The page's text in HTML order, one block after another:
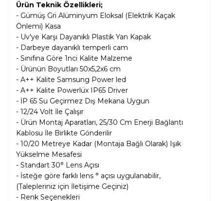
Ürün Teknik Özellikleri;
- Gümüş Gri Alüminyum Eloksal (Elektrik Kaçak
Önlemi) Kasa
- Uv'ye Karşı Dayanıklı Plastik Yan Kapak
- Darbeye dayanıklı temperli cam
- Sınıfına Göre 1nci Kalite Malzeme
- Ürünün Boyutları 50x5,2x6 cm
- A++ Kalite Samsung Power led
- A++ Kalite Powerlüx IP65 Driver
- İP 65 Su Geçirmez Dış Mekana Uygun
- 12/24 Volt İle Çalışır
- Ürün Montaj Aparatları, 25/30 Cm Enerji Bağlantı
Kablosu İle Birlikte Gönderilir
- 10/20 Metreye Kadar (Montaja Bağlı Olarak) Işık
Yükselme Mesafesi
- Standart 30° Lens Açısı
- İsteğe göre farklı lens ° açısı uygulanabilir,
(Talepleriniz için İletişime Geçiniz)
- Renk Seçenekleri